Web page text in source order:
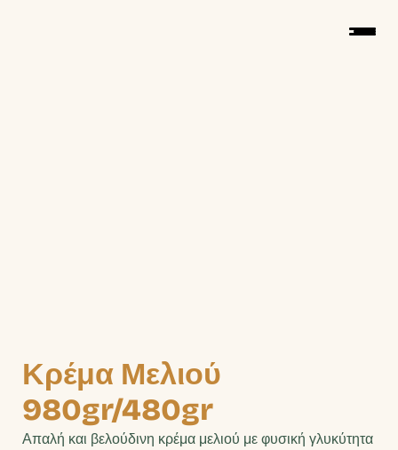
Κρέμα Μελιού
980gr/480gr
Απαλή και βελούδινη κρέμα μελιού με φυσική γλυκύτητα